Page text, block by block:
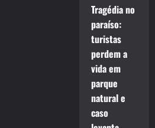
Tragédia no
paraíso:
turistas
perdem a
vida em
parque
natural e
caso